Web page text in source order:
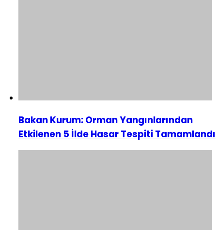
Bakan Kurum: Orman Yangınlarından
Etkilenen 5 İlde Hasar Tespiti Tamamlandı